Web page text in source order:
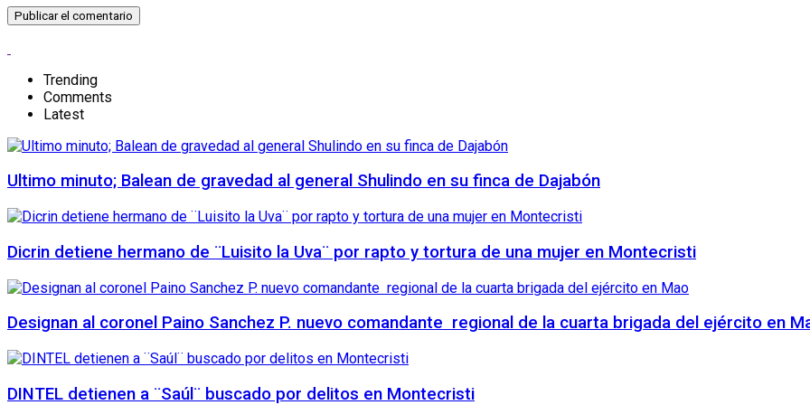
Trending
Comments
Latest
Ultimo minuto; Balean de gravedad al general Shulindo en su finca de Dajabón
Dicrin detiene hermano de ¨Luisito la Uva¨ por rapto y tortura de una mujer en Montecristi
Designan al coronel Paino Sanchez P. nuevo comandante regional de la cuarta brigada del ejército en
DINTEL detienen a ¨Saúl¨ buscado por delitos en Montecristi